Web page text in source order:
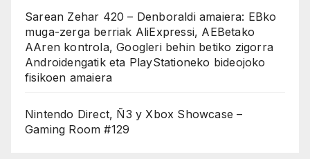
Sarean Zehar 420 – Denboraldi amaiera: EBko
muga-zerga berriak AliExpressi, AEBetako
AAren kontrola, Googleri behin betiko zigorra
Androidengatik eta PlayStationeko bideojoko
fisikoen amaiera
Nintendo Direct, Ñ3 y Xbox Showcase –
Gaming Room #129